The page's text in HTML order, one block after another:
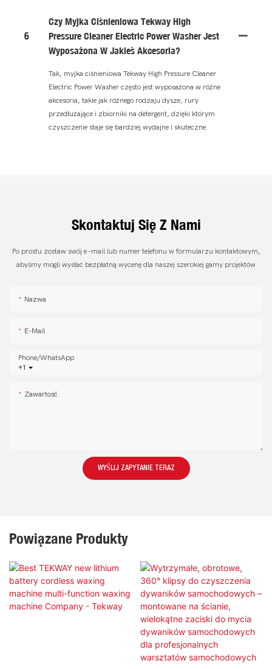
6
Czy Myjka Ciśnieniowa Tekway High
Pressure Cleaner Electric Power Washer Jest
Wyposażona W Jakieś Akcesoria?
Tak, myjka ciśnieniowa Tekway High Pressure Cleaner
Electric Power Washer często jest wyposażona w różne
akcesoria, takie jak różnego rodzaju dysze, rury
przedłużające i zbiorniki na detergent, dzięki którym
czyszczenie staje się bardziej wydajne i skuteczne.
Skontaktuj Się Z Nami
Po prostu zostaw swój e -mail lub numer telefonu w formularzu kontaktowym,
abyśmy mogli wysłać bezpłatną wycenę dla naszej szerokiej gamy projektów
Nazwa
E-Mail
+1
Phone/whatsApp
Zawartość
WYŚLIJ ZAPYTANIE TERAZ
Powiązane Produkty